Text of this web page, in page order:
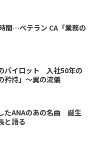
間…ベテラン CA「業務の
パイロット 入社50年の
矜持」〜翼の流儀
たANAのあの名曲 誕生
と語る